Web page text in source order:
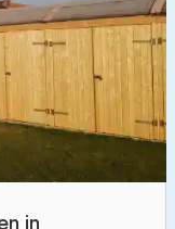
in